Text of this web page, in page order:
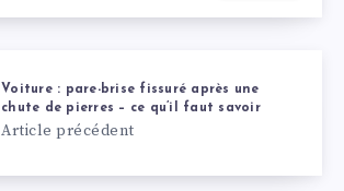
Voiture : pare-brise fissuré après une
chute de pierres – ce qu’il faut savoir
Article précédent